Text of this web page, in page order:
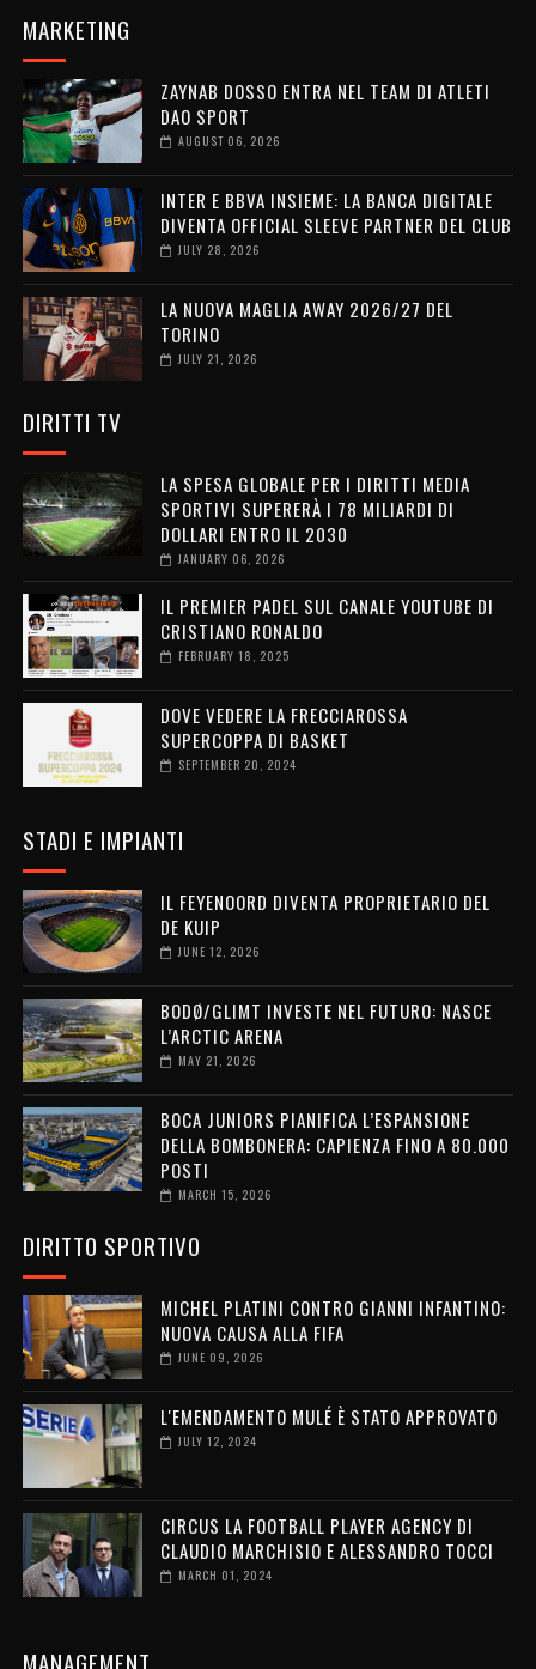
MARKETING
ZAYNAB DOSSO ENTRA NEL TEAM DI ATLETI
DAO SPORT
AUGUST 06, 2026
INTER E BBVA INSIEME: LA BANCA DIGITALE
DIVENTA OFFICIAL SLEEVE PARTNER DEL CLUB
JULY 28, 2026
LA NUOVA MAGLIA AWAY 2026/27 DEL
TORINO
JULY 21, 2026
DIRITTI TV
LA SPESA GLOBALE PER I DIRITTI MEDIA
SPORTIVI SUPERERÀ I 78 MILIARDI DI
DOLLARI ENTRO IL 2030
JANUARY 06, 2026
IL PREMIER PADEL SUL CANALE YOUTUBE DI
CRISTIANO RONALDO
FEBRUARY 18, 2025
DOVE VEDERE LA FRECCIAROSSA
SUPERCOPPA DI BASKET
SEPTEMBER 20, 2024
STADI E IMPIANTI
IL FEYENOORD DIVENTA PROPRIETARIO DEL
DE KUIP
JUNE 12, 2026
BODØ/GLIMT INVESTE NEL FUTURO: NASCE
L’ARCTIC ARENA
MAY 21, 2026
BOCA JUNIORS PIANIFICA L’ESPANSIONE
DELLA BOMBONERA: CAPIENZA FINO A 80.000
POSTI
MARCH 15, 2026
DIRITTO SPORTIVO
MICHEL PLATINI CONTRO GIANNI INFANTINO:
NUOVA CAUSA ALLA FIFA
JUNE 09, 2026
L'EMENDAMENTO MULÉ È STATO APPROVATO
JULY 12, 2024
CIRCUS LA FOOTBALL PLAYER AGENCY DI
CLAUDIO MARCHISIO E ALESSANDRO TOCCI
MARCH 01, 2024
MANAGEMENT